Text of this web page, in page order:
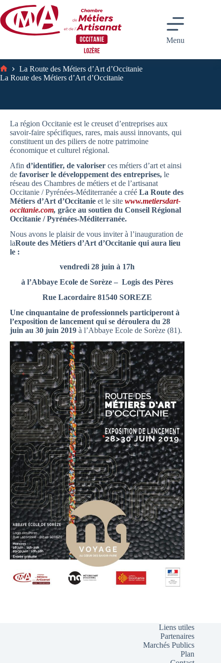
au
contenu
Menu
Accueil
La Route des Métiers d’Art d’Occitanie
La Route des Métiers d’Art d’Occitanie
La région Occitanie est le creuset d’entreprises aux
savoir-faire spécifiques, rares, mais aussi innovants, qui
constituent un des piliers de notre patrimoine
économique et culturel régional.
Afin d’identifier, de valoriser ces métiers d’art et ainsi
de favoriser le développement des entreprises, le
réseau des Chambres de métiers et de l’artisanat
Occitanie / Pyrénées-Méditerranée a créé La Route des
Métiers d’Art d’Occitanie et le site www.metiersdart-
occitanie.com, grâce au soutien du Conseil Régional
Occitanie / Pyrénées-Méditerranée.
Nous avons le plaisir de vous inviter à l’inauguration de
laRoute des Métiers d’Art d’Occitanie qui aura lieu
le :
vendredi 28 juin à 17h
à l’Abbaye Ecole de Sorèze – Logis des Pères
Rue Lacordaire 81540 SOREZE
Une cinquantaine de professionnels participeront à
l’exposition de lancement qui se déroulera du 28
juin au 30 juin 2019 à l’Abbaye Ecole de Sorèze (81).
Liens utiles
Partenaires
Marchés Publics
Plan